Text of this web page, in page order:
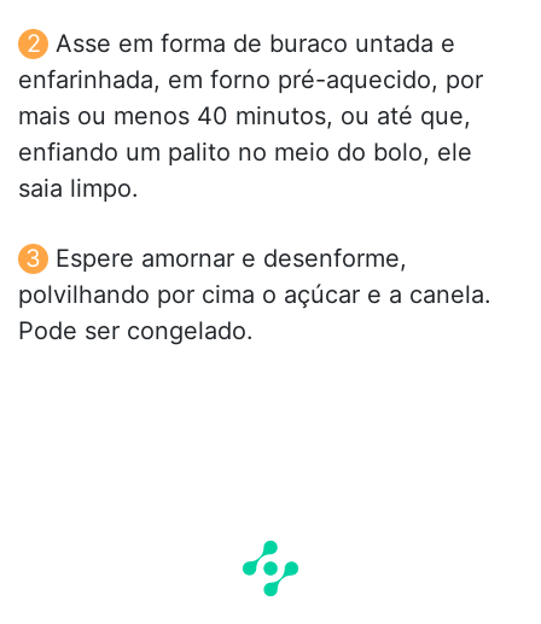
Asse em forma de buraco untada e
enfarinhada, em forno pré-aquecido, por
mais ou menos 40 minutos, ou até que,
enfiando um palito no meio do bolo, ele
saia limpo.
Espere amornar e desenforme,
polvilhando por cima o açúcar e a canela.
Pode ser congelado.